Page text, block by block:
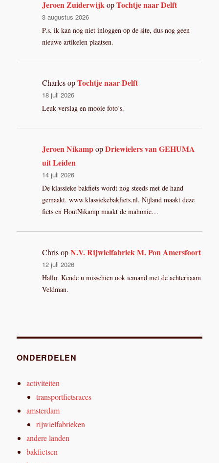
Jeroen ZuiderwijkopTochtje naar Delft
3 augustus 2026
P.s. ik kan nog niet inloggen op de site, dus nog geen
nieuwe artikelen plaatsen.
CharlesopTochtje naar Delft
18 juli 2026
Leuk verslag en mooie foto’s.
Jeroen NikampopDriewielers van GEHUMA
uit Leiden
14 juli 2026
De klassieke bakfiets wordt nog steeds met de hand
gemaakt. www.klassiekebakfiets.nl. Nijland maakt deze
fiets en HoutNikamp maakt de mahonie…
ChrisopN.V. Rijwielfabriek M. Pon Amersfoort
12 juli 2026
Hallo. Kende u misschien ook iemand met de achternaam
Veldman.
ONDERDELEN
activiteiten
transportfietsraces
amsterdam
rijwielfabrieken
andere landen
bakfietsen